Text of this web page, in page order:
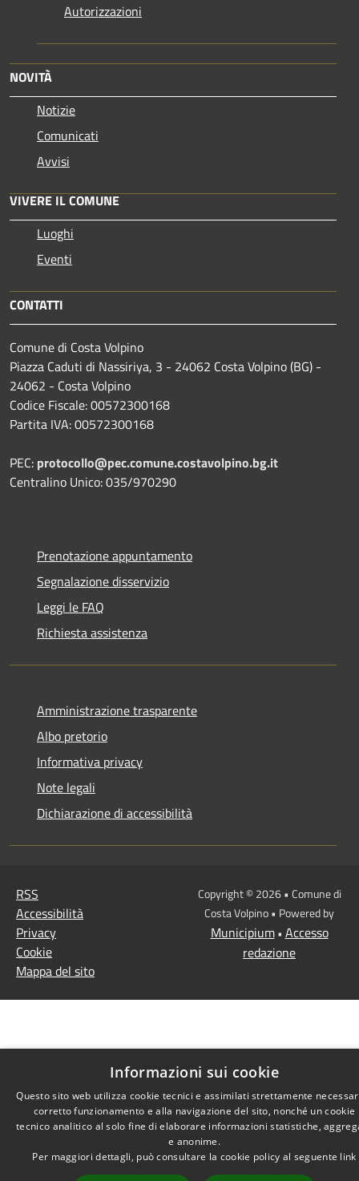
Autorizzazioni
NOVITÀ
Notizie
Comunicati
Avvisi
VIVERE IL COMUNE
Luoghi
Eventi
CONTATTI
Comune di Costa Volpino
Piazza Caduti di Nassiriya, 3 - 24062 Costa Volpino (BG) -
24062 - Costa Volpino
Codice Fiscale: 00572300168
Partita IVA: 00572300168
PEC: protocollo@pec.comune.costavolpino.bg.it
Centralino Unico: 035/970290
Prenotazione appuntamento
Segnalazione disservizio
Leggi le FAQ
Richiesta assistenza
Amministrazione trasparente
Albo pretorio
Informativa privacy
Note legali
Dichiarazione di accessibilità
RSS
Accessibilità
Privacy
Cookie
Mappa del sito
Copyright © 2026 • Comune di
Costa Volpino • Powered by
Municipium• Accesso
redazione
Informazioni sui cookie
Questo sito web utilizza cookie tecnici e assimilati strettamente
corretto funzionamento e alla navigazione del sito, nonché un cookie
tecnico analitico al solo fine di elaborare informazioni statistiche,
e anonime.
Per maggiori dettagli, può consultare la cookie policy al seguente link